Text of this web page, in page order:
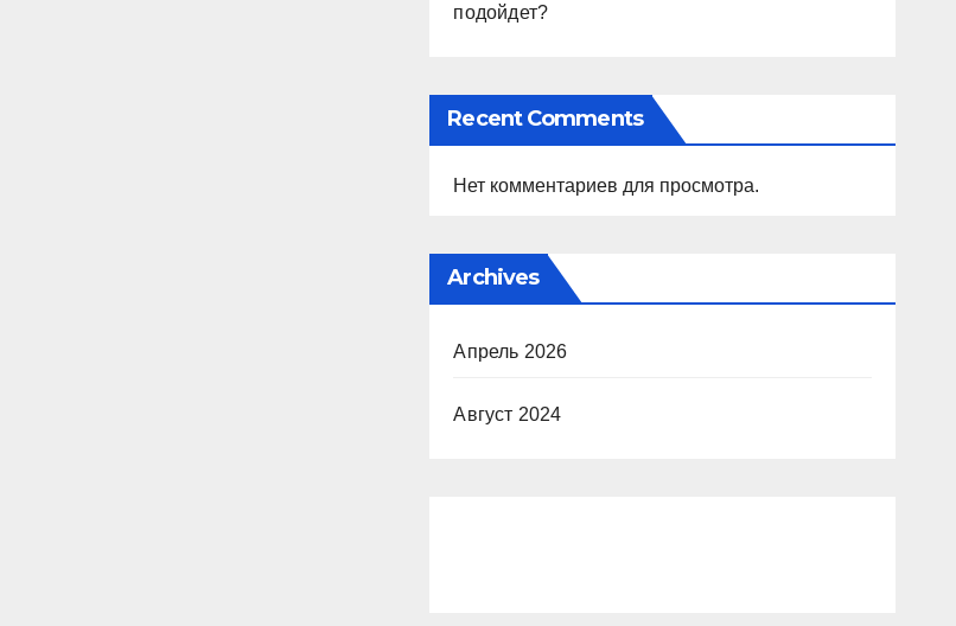
подойдет?
Recent Comments
Нет комментариев для просмотра.
Archives
Апрель 2026
Август 2024